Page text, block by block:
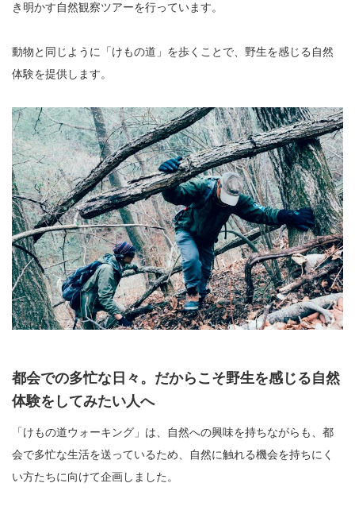
き明かす自然観察ツアーを行っています。
動物と同じように「けもの道」を歩くことで、野生を感じる自然
体験を提供します。
都会での多忙な日々。だからこそ野生を感じる自然
体験をしてみたい人へ
「けもの道ウォーキング」は、自然への興味を持ちながらも、都
会で多忙な生活を送っているため、自然に触れる機会を持ちにく
い方たちに向けて企画しました。